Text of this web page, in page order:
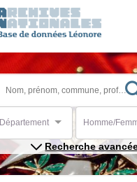
Département Homme/
Recherche